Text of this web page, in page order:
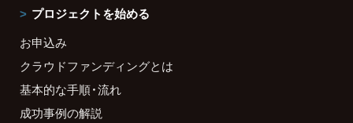
プロジェクトを始める
お申込み
クラウドファンディングとは
基本的な手順・流れ
成功事例の解説